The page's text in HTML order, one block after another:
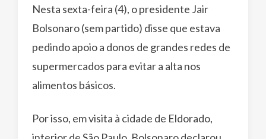
Nesta sexta-feira (4), o presidente Jair
Bolsonaro (sem partido) disse que estava
pedindo apoio a donos de grandes redes de
supermercados para evitar a alta nos
alimentos básicos.
Por isso, em visita à cidade de Eldorado,